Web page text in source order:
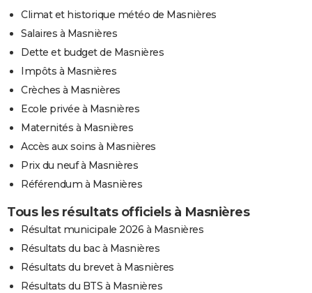
Climat et historique météo de Masnières
Salaires à Masnières
Dette et budget de Masnières
Impôts à Masnières
Crèches à Masnières
Ecole privée à Masnières
Maternités à Masnières
Accès aux soins à Masnières
Prix du neuf à Masnières
Référendum à Masnières
Tous les résultats officiels à Masnières
Résultat municipale 2026 à Masnières
Résultats du bac à Masnières
Résultats du brevet à Masnières
Résultats du BTS à Masnières